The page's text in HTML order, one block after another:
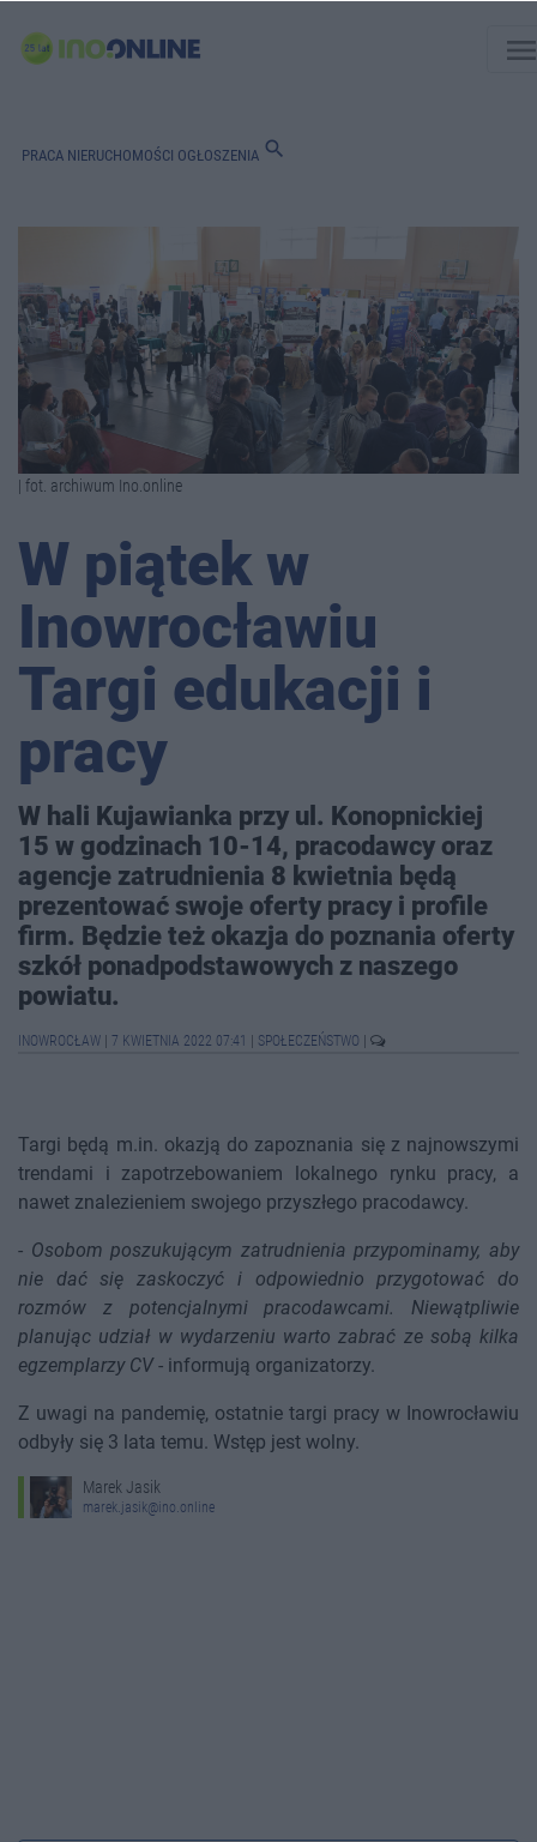
PRACA NIERUCHOMOŚCI OGŁOSZENIA search
| fot. archiwum Ino.online
W piątek w
Inowrocławiu
Targi edukacji i
pracy
W hali Kujawianka przy ul. Konopnickiej
15 w godzinach 10-14, pracodawcy oraz
agencje zatrudnienia 8 kwietnia będą
prezentować swoje oferty pracy i profile
firm. Będzie też okazja do poznania oferty
szkół ponadpodstawowych z naszego
powiatu.
INOWROCŁAW 7 KWIETNIA 2022 07:41 SPOŁECZEŃSTWO
Targi będą m.in. okazją do zapoznania się z najnowszymi
trendami i zapotrzebowaniem lokalnego rynku pracy, a
nawet znalezieniem swojego przyszłego pracodawcy.
- Osobom poszukującym zatrudnienia przypominamy, aby
nie dać się zaskoczyć i odpowiednio przygotować do
rozmów z potencjalnymi pracodawcami. Niewątpliwie
planując udział w wydarzeniu warto zabrać ze sobą kilka
egzemplarzy CV- informują organizatorzy.
Z uwagi na pandemię, ostatnie targi pracy w Inowrocławiu
odbyły się 3 lata temu. Wstęp jest wolny.
Marek Jasik
marek.jasik@ino.online